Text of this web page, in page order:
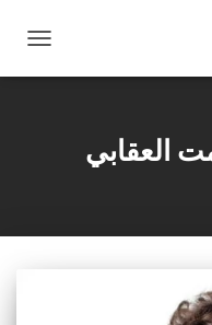
التنقل
العقابي